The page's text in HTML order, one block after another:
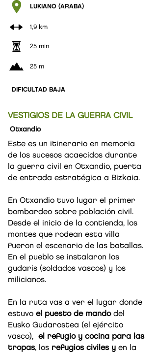
LUKIANO (ARABA)
1,9 km
25 min
25 m
DIFICULTAD BAJA
VESTIGIOS DE LA GUERRA CIVIL
Otxandio
Este es un itinerario en memoria
de los sucesos acaecidos durante
la guerra civil en Otxandio, puerta
de entrada estratégica a Bizkaia.
En Otxandio tuvo lugar el primer
bombardeo sobre población civil.
Desde el inicio de la contienda, los
montes que rodean esta villa
fueron el escenario de las batallas.
En el pueblo se instalaron los
gudaris (soldados vascos) y los
milicianos.
En la ruta vas a ver el lugar donde
estuvo el puesto de mando del
Eusko Gudarostea (el ejército
vasco), el refugio y cocina para las
tropas, los refugios civiles y en la